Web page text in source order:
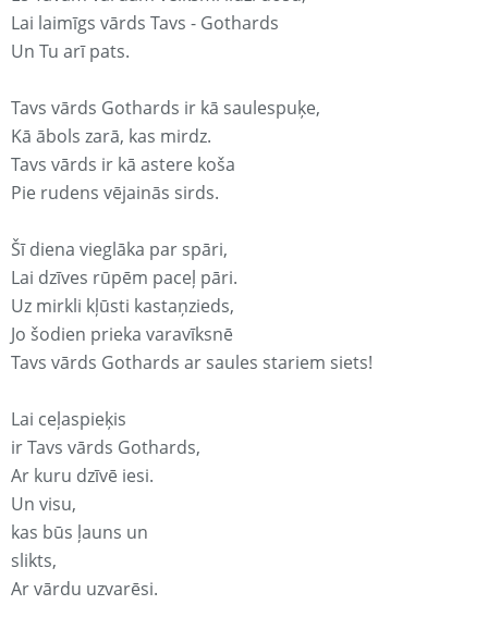
Lai laimīgs vārds Tavs - Gothards
Un Tu arī pats.
Tavs vārds Gothards ir kā saulespuķe,
Kā ābols zarā, kas mirdz.
Tavs vārds ir kā astere koša
Pie rudens vējainās sirds.
Šī diena vieglāka par spāri,
Lai dzīves rūpēm paceļ pāri.
Uz mirkli kļūsti kastaņzieds,
Jo šodien prieka varavīksnē
Tavs vārds Gothards ar saules stariem siets!
Lai ceļaspieķis
ir Tavs vārds Gothards,
Ar kuru dzīvē iesi.
Un visu,
kas būs ļauns un
slikts,
Ar vārdu uzvarēsi.